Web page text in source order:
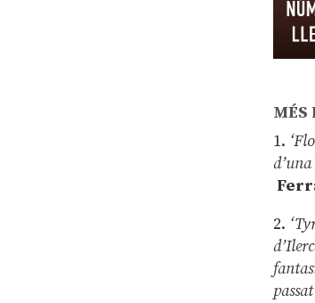
MÉS
1.
2.
passat